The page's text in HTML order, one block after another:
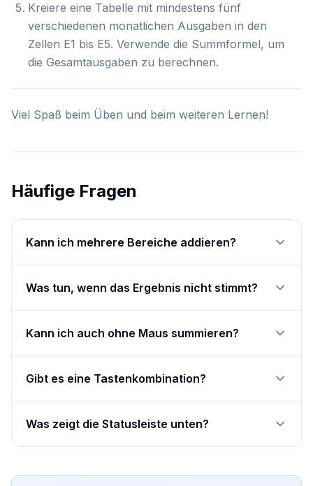
Kreiere eine Tabelle mit mindestens fünf
verschiedenen monatlichen Ausgaben in den
Zellen E1 bis E5. Verwende die Summformel, um
die Gesamtausgaben zu berechnen.
Viel Spaß beim Üben und beim weiteren Lernen!
Häufige Fragen
Kann ich mehrere Bereiche addieren?
Was tun, wenn das Ergebnis nicht stimmt?
Kann ich auch ohne Maus summieren?
Gibt es eine Tastenkombination?
Was zeigt die Statusleiste unten?